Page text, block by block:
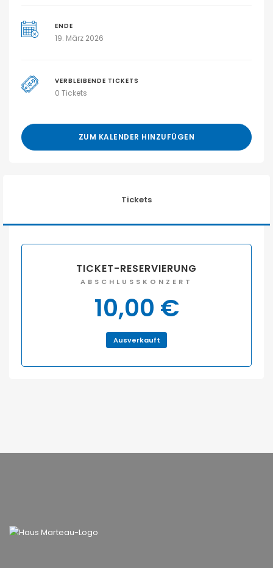
ENDE
19. März 2026
VERBLEIBENDE TICKETS
0 Tickets
ZUM KALENDER HINZUFÜGEN
Tickets
TICKET-RESERVIERUNG
ABSCHLUSSKONZERT
10,00 €
Ausverkauft